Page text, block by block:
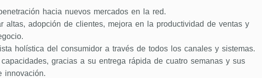
hacia nuevos mercados en la red.
altas, adopción de clientes, mejora en la productividad de ventas y
holística del consumidor a través de todos los canales y sistemas.
capacidades, gracias a su entrega rápida de cuatro semanas y sus
innovación.